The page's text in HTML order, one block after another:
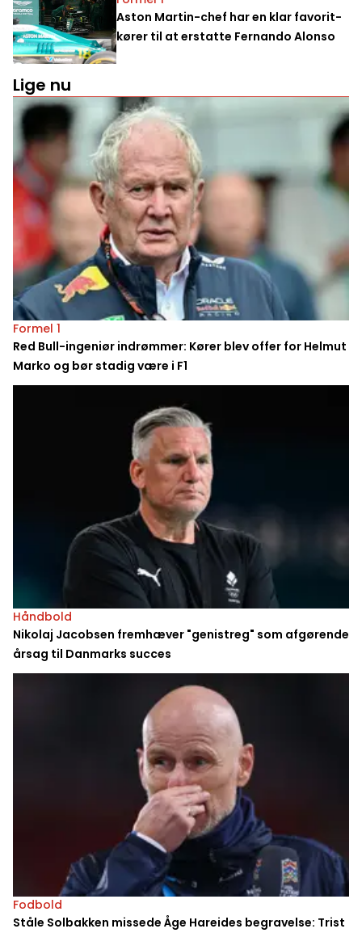
Aston Martin-chef har en klar favorit-
kører til at erstatte Fernando Alonso
Lige nu
Formel 1
Red Bull-ingeniør indrømmer: Kører blev offer for Helmut
Marko og bør stadig være i F1
Håndbold
Nikolaj Jacobsen fremhæver "genistreg" som afgørende
årsag til Danmarks succes
Fodbold
Ståle Solbakken missede Åge Hareides begravelse: Trist